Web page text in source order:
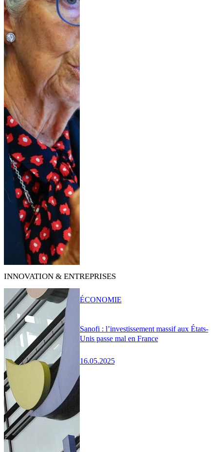
INNOVATION & ENTREPRISES
Sanofi : l’investissement massif aux États-
Unis passe mal en France
16.05.2025
ÉCONOMIE